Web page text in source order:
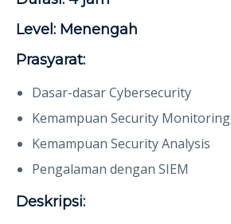
Level: Menengah
Prasyarat:
Dasar-dasar Cybersecurity
Kemampuan Security Monitoring
Kemampuan Security Analysis
Pengalaman dengan SIEM
Deskripsi: